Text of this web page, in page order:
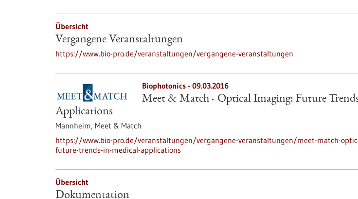
Übersicht
Vergangene Veranstaltungen
https://www.bio-pro.de/veranstaltungen/vergangene-veranstaltungen
Biophotonics - 09.03.2016
Meet & Match - Optical Imaging: Future
Applications
Mannheim, Meet & Match
https://www.bio-pro.de/veranstaltungen/vergangene-veranstaltungen/meet-match-
future-trends-in-medical-applications
Übersicht
Dokumentation